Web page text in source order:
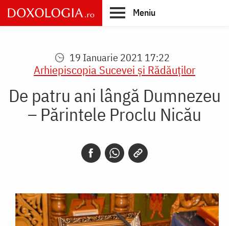
Skip
to
main
Meniu
19 Ianuarie 2021 17:22
Arhiepiscopia Sucevei şi Rădăuţilor
De patru ani lângă Dumnezeu
– Părintele Proclu Nicău